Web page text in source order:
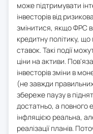
може підтримувати
інвесторів від
змінитися, якщо ФРС
кредитну політику,
ставок. Такі події
ціни на активи.
інвесторів зміни в
(не завжди
збереже паузу в
достатньо, а повного
інфляцією реальна,
реалізації планів.